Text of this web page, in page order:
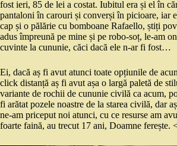
fost ieri, 85 de lei a costat. Iubitul era și el în
pantaloni în carouri și converși în picioare, iar
cap și o pălărie cu bomboane Rafaello, știți
adus împreună pe mine și pe robo-soț, le-am
cuvinte la cununie, căci dacă ele n-ar fi fost…
Ei, dacă aș fi avut atunci toate opțiunile de
click distanță aș fi avut așa o largă paletă de
variante de rochii de cununie civilă ca acum,
fi arătat pozele noastre de la starea civilă, dar
ne-am priceput noi atunci, cu ce resurse am
foarte faină, au trecut 17 ani, Doamne ferește.